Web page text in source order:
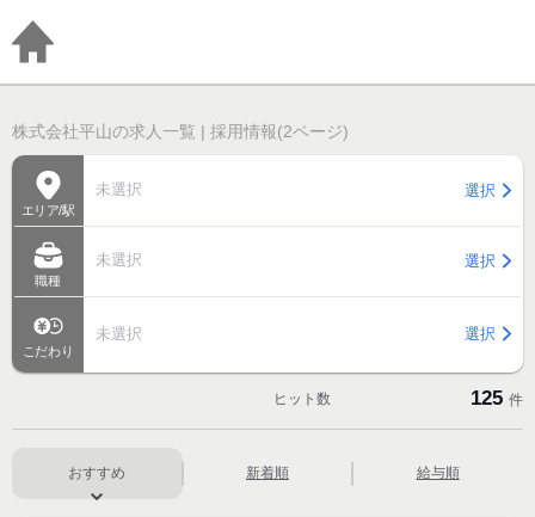
株式会社平山の求人一覧 | 採用情報(2ページ)
エリア/駅
未選択 選択
職種
未選択 選択
こだわり
未選択 選択
ヒット数 125 件
おすすめ 新着順 給与順